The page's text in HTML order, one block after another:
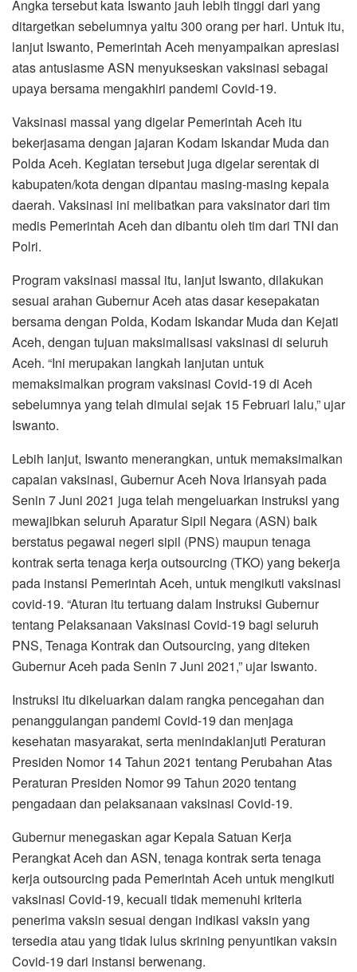
Angka tersebut kata Iswanto jauh lebih tinggi dari yang
ditargetkan sebelumnya yaitu 300 orang per hari. Untuk itu,
lanjut Iswanto, Pemerintah Aceh menyampaikan apresiasi
atas antusiasme ASN menyukseskan vaksinasi sebagai
upaya bersama mengakhiri pandemi Covid-19.
Vaksinasi massal yang digelar Pemerintah Aceh itu
bekerjasama dengan jajaran Kodam Iskandar Muda dan
Polda Aceh. Kegiatan tersebut juga digelar serentak di
kabupaten/kota dengan dipantau masing-masing kepala
daerah. Vaksinasi ini melibatkan para vaksinator dari tim
medis Pemerintah Aceh dan dibantu oleh tim dari TNI dan
Polri.
Program vaksinasi massal itu, lanjut Iswanto, dilakukan
sesuai arahan Gubernur Aceh atas dasar kesepakatan
bersama dengan Polda, Kodam Iskandar Muda dan Kejati
Aceh, dengan tujuan maksimalisasi vaksinasi di seluruh
Aceh. “Ini merupakan langkah lanjutan untuk
memaksimalkan program vaksinasi Covid-19 di Aceh
sebelumnya yang telah dimulai sejak 15 Februari lalu,” ujar
Iswanto.
Lebih lanjut, Iswanto menerangkan, untuk memaksimalkan
capaian vaksinasi, Gubernur Aceh Nova Iriansyah pada
Senin 7 Juni 2021 juga telah mengeluarkan instruksi yang
mewajibkan seluruh Aparatur Sipil Negara (ASN) baik
berstatus pegawai negeri sipil (PNS) maupun tenaga
kontrak serta tenaga kerja outsourcing (TKO) yang bekerja
pada instansi Pemerintah Aceh, untuk mengikuti vaksinasi
covid-19. “Aturan itu tertuang dalam Instruksi Gubernur
tentang Pelaksanaan Vaksinasi Covid-19 bagi seluruh
PNS, Tenaga Kontrak dan Outsourcing, yang diteken
Gubernur Aceh pada Senin 7 Juni 2021,” ujar Iswanto.
Instruksi itu dikeluarkan dalam rangka pencegahan dan
penanggulangan pandemi Covid-19 dan menjaga
kesehatan masyarakat, serta menindaklanjuti Peraturan
Presiden Nomor 14 Tahun 2021 tentang Perubahan Atas
Peraturan Presiden Nomor 99 Tahun 2020 tentang
pengadaan dan pelaksanaan vaksinasi Covid-19.
Gubernur menegaskan agar Kepala Satuan Kerja
Perangkat Aceh dan ASN, tenaga kontrak serta tenaga
kerja outsourcing pada Pemerintah Aceh untuk mengikuti
vaksinasi Covid-19, kecuali tidak memenuhi kriteria
penerima vaksin sesuai dengan indikasi vaksin yang
tersedia atau yang tidak lulus skrining penyuntikan vaksin
Covid-19 dari instansi berwenang.